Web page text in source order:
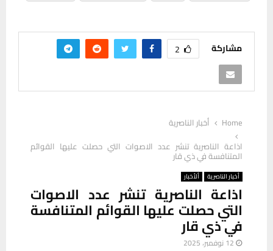
مشاركة 2
Home
أخبار الناصرية
اذاعة الناصرية تنشر عدد الاصوات التي حصلت عليها القوائم
المتنافسة في ذي قار
أخبار الناصرية ألأخبار
اذاعة الناصرية تنشر عدد الاصوات
التي حصلت عليها القوائم المتنافسة
في ذي قار
12 نوفمبر، 2025